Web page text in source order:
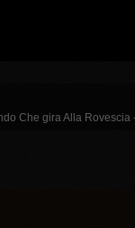
Che gira Alla Rovescia